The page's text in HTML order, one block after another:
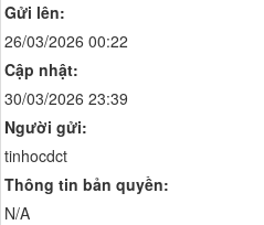
Gửi lên:
26/03/2026 00:22
Cập nhật:
30/03/2026 23:39
Người gửi:
tinhocdct
Thông tin bản quyền:
N/A